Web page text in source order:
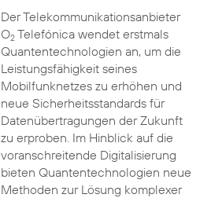
Der Telekommunikationsanbieter
O2Telefónica wendet erstmals
Quantentechnologien an, um die
Leistungsfähigkeit seines
Mobilfunknetzes zu erhöhen und
neue Sicherheitsstandards für
Datenübertragungen der Zukunft
zu erproben. Im Hinblick auf die
voranschreitende Digitalisierung
bieten Quantentechnologien neue
Methoden zur Lösung komplexer